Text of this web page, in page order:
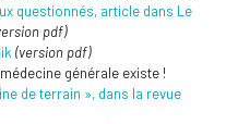
questionnés, article dans Le
pdf)
(version pdf)
générale existe !
de terrain », dans la revue